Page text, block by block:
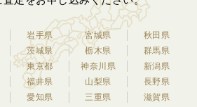
岩手県 宮城県
秋田県
茨城県 栃木県
群馬県
東京都 神奈川県
新潟県
福井県 山梨県
長野県
愛知県 三重県
滋賀県